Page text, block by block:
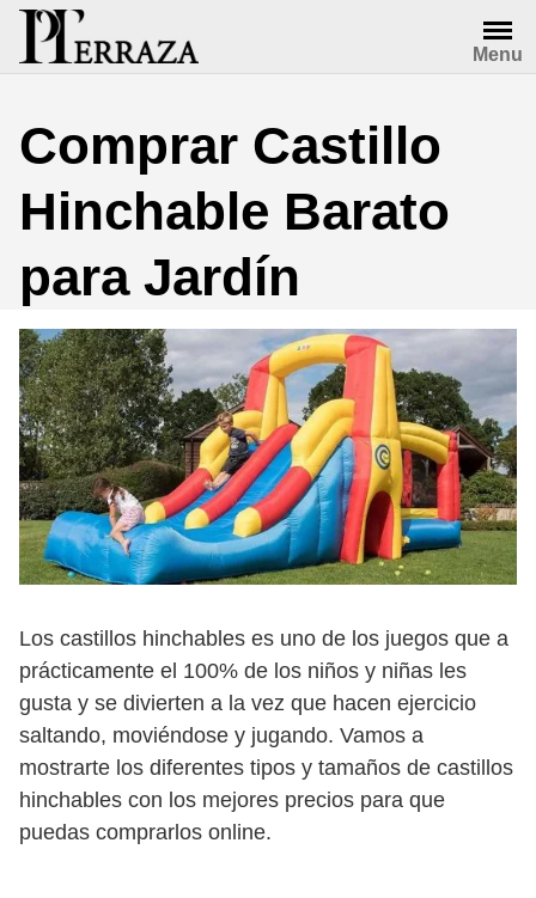
Saltar
contenido
Menu
Comprar Castillo
Hinchable Barato
para Jardín
Los castillos hinchables es uno de los juegos que a
prácticamente el 100% de los niños y niñas les
gusta y se divierten a la vez que hacen ejercicio
saltando, moviéndose y jugando. Vamos a
mostrarte los diferentes tipos y tamaños de castillos
hinchables con los mejores precios para que
puedas comprarlos online.